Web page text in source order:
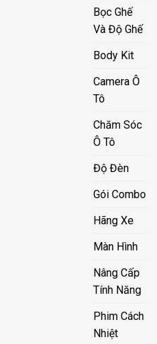
Bọc Ghế
Và Độ Ghế
Body Kit
Camera Ô
Tô
Chăm Sóc
Ô Tô
Độ Đèn
Gói Combo
Hãng Xe
Màn Hình
Nâng Cấp
Tính Năng
Phim Cách
Nhiệt